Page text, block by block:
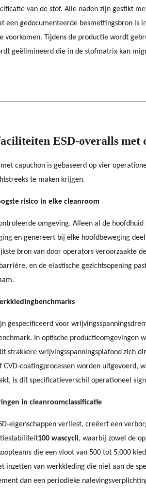
van de stof. Alle naden zijn gestikt
een gedocumenteerde besmettingsbron
Tijdens de productie wordt
geëlimineerd die in de stofmatrix kan
ESD-overalls met
capuchon is gebaseerd op vier
te maken krijgen.
risico in elke cleanroom
omgeving. Alleen al de
en genereert bij elke hoofdbeweging
bron van door operators veroorzaakte
en de elastische gezichtsopening
gespecificeerd voor
In optische
strakkere wrijvingsspanningsplafond zich
coatingprocessen worden uitgevoerd,
is dit specificatieverschil operationeel
in cleanroomclassificatie
eigenschappen verliest, creëert een
100 wascycli, waarbij zowel de
die een vloot van 500 tot 5.000
inzetten van werkkleding die niet aan de
dan een periodieke